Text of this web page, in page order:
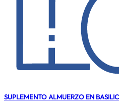
SUPLEMENTO ALMUERZO EN